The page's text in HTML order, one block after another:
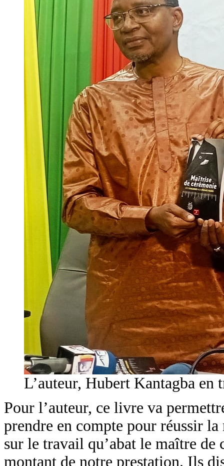
L’auteur, Hubert Kantagba
Pour l’auteur, ce livre va
prendre en compte pour réussir
sur le travail qu’abat le maître de
montant de notre prestation. Ils